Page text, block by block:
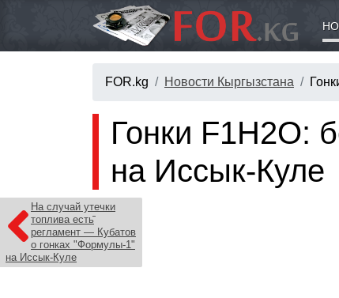
FOR.kg Новости Кыргызстана
На случай утечки
топлива есть
регламент — Кубатов
о гонках "Формулы-1"
на Иссык-Куле
Гонки F1H2O:
на Иссык-Куле